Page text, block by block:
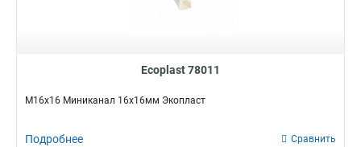
Ecoplast 78011
M16х16 Миниканал 16х16мм Экопласт
Подробнее Сравнить